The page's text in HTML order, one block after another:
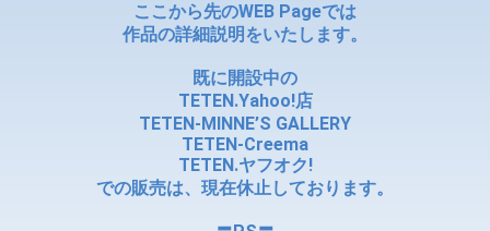
ここから先のWEB Pageでは
作品の詳細説明をいたします。
既に開設中の
TETEN.Yahoo!店
TETEN-MINNE’S GALLERY
TETEN-Creema
TETEN.ヤフオク!
での販売は、現在休止しております。